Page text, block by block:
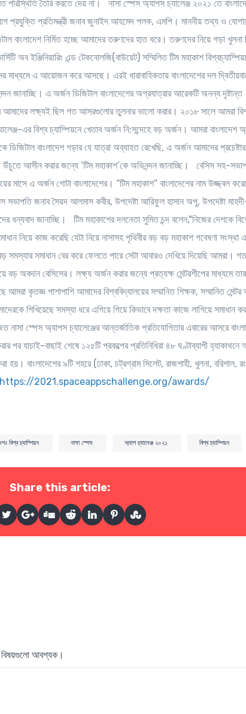
তৈরি করতে দেয় না। নাসা স্পেস অ্যাপস চ্যালেঞ্জ ২০২১ তে
প্রযুক্তি প্রতিমন্ত্রী জনাব জুনাইদ আহমেদ পলক, এমপি। মাননীয় তথ্য ও
বাংলাদেশ নির্মিত হচ্ছে আমাদের তরুণদের হাত ধরে। তরুণদের নিয়ে গড়া খুলনা
অব ইঞ্জিনিয়ারিং এন্ড টেকনোলজি(বাউয়েট) সম্মিলিত টিম মহাকাশ
মাধ্যমে এ আয়োজন করে আসছে। এরই ধারাবাহিকতায় বাংলাদেশের দল
জানাচ্ছি। এ অর্জন ডিজিটাল বাংলাদেশের অগ্রযাত্রার আরেকটি অনন্য
আমাদের লক্ষ্যই ছিল গত আসরগুলোর তুলনার ভালো করার। ২০১৮ সালে আমরা
এর বিশ্ব চ্যাম্পিয়নে খেতাব অর্জন নি:সন্দেহে বড় অর্জন। আমরা বাংলাদেশ
বাংলাদেশ গড়ার যে যাত্রা অব্যাহত রেখেছি, এ অর্জন আমাদের
আসীন করার জন্যে ‘টিম মহাকাশ’কে অভিনন্দন জানাচ্ছি। বেসিস সহ-
মাসে এ অর্জন গোটা বাংলাদেশের। “টিম মহাকাশ” বাংলাদেশের নাম উজ্জ্বল
সভাপতি জনাব সৈয়দ আলমাস কবীর, উপদেষ্টা আরিফুল হাসান অপু, উপদেষ্টা
ধন্যবাদ জানাচ্ছি। টিম মহাকাশের দলনেতা সুমিত চন্দ বলেন,"নিজের দেশকে
নিয়ে কাজ করেছি যেটা নিয়ে নাসাসহ পৃথিবীর বড় বড় মহাকাশ গবেষণা সংস্থা
বড় সমস্যার সমাধান বের করে ফেলতে পারে সেটা আবারও দেখিয়ে দিয়েছি আমরা।
বড় অবদান বেসিসের। লক্ষ্য অর্জন করার জন্যে প্রত্যক্ষ মেন্টরশীপের মাধ্যমে
কৃতজ্ঞ পাশাপাশি আমাদের বিশ্ববিদ্যালয়ের সম্মানিত শিক্ষক, সম্মানিত
শিখিয়েছে সমস্যা ধরে এগিয়ে গিয়ে কিভাবে দক্ষতা কাজে লাগিয়ে সমাধান
নাসা স্পেস অ্যাপস চ্যালেঞ্জের আন্তর্জাতিক প্রতিযোগিতার এবারের আসরে
পর যাচাই-বাছাই শেষে ১২৫টি প্রকল্পের প্রতিনিধিরা ৪৮ ঘণ্টাব্যাপী
হয়। বাংলাদেশের ৯টি শহরে (ঢাকা, চট্রগ্রাম সিলেট, রাজশাহী, খুলনা, বরিশাল,
https://2021.spaceappschallenge.org/awards/
বিশ্ব চ্যাম্পিয়ন নাসা স্পেস অ্যাপ চ্যালেঞ্জ ২০২১ বিশ্ব চ্যাম্পিয়ন
Share this article:
বিষয়গুলো আবশ্যক।